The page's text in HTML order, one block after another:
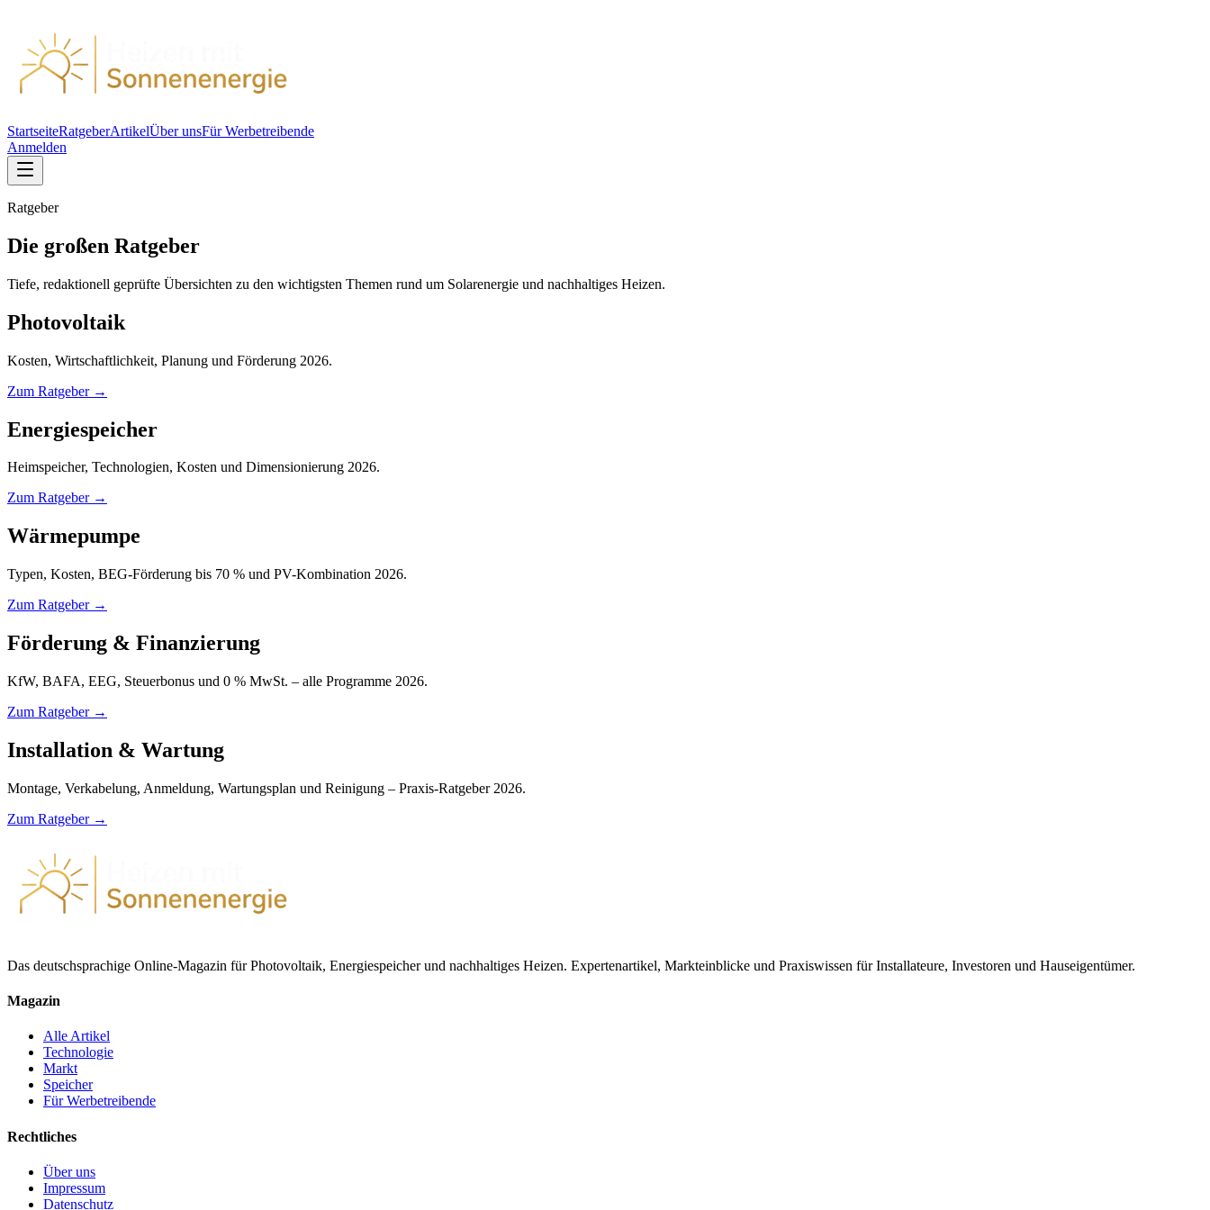
StartseiteRatgeberArtikelÜber unsFür Werbetreibende
Anmelden
Ratgeber
Die großen Ratgeber
Tiefe, redaktionell geprüfte Übersichten zu den wichtigsten Themen rund um Solarenergie und nachhaltiges Heizen.
Photovoltaik
Kosten, Wirtschaftlichkeit, Planung und Förderung 2026.
Zum Ratgeber →
Energiespeicher
Heimspeicher, Technologien, Kosten und Dimensionierung 2026.
Zum Ratgeber →
Wärmepumpe
Typen, Kosten, BEG-Förderung bis 70 % und PV-Kombination 2026.
Zum Ratgeber →
Förderung & Finanzierung
KfW, BAFA, EEG, Steuerbonus und 0 % MwSt. – alle Programme 2026.
Zum Ratgeber →
Installation & Wartung
Montage, Verkabelung, Anmeldung, Wartungsplan und Reinigung – Praxis-Ratgeber 2026.
Zum Ratgeber →
Das deutschsprachige Online-Magazin für Photovoltaik, Energiespeicher und nachhaltiges Heizen. Expertenartikel, Markteinblicke und Praxiswissen für Installateure, Investoren und Hauseigentümer.
Magazin
Alle Artikel
Technologie
Markt
Speicher
Für Werbetreibende
Rechtliches
Über uns
Impressum
Datenschutz